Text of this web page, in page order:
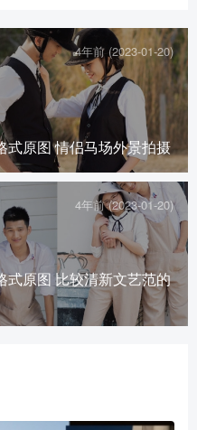
4年前 (2023-01-20)
式原图 情侣马场外景拍摄
4年前 (2023-01-20)
式原图 比较清新文艺范的